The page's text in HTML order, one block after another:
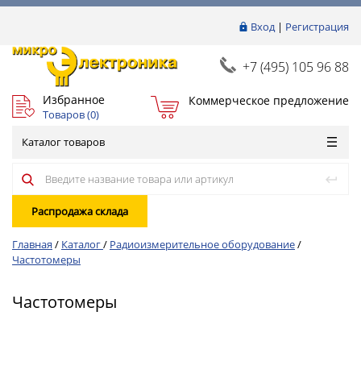
Вход| Регистрация
+7 (495) 105 96 88
Избранное
Товаров (0)
Коммерческое предложение
Каталог товаров
Распродажа склада
Главная / Каталог/ Радиоизмерительное оборудование/
Частотомеры
Частотомеры